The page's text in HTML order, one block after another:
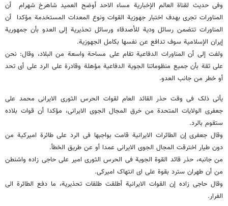
وفی حدیث لقناة العالم الإخباریة مساء الاحد أوضح العمید شاهرخ شهرام أن
المناورات تجری بهدف اختبار جهوزیة القوات ونوع المعدات المستخدمة مؤکدا أن
المناورات تتضمن رسائل ودیة للأصدقاء ورسائل تحذیریة إلی العدو بأن جمهوریة
إیران الإسلامیة سوف تدافع عن نفسها بکامل الجهوزیة.
ولفت إلی أن المناورات الدفاعیة تقام علی مساحة واسعة من البلاد، وقال: نحن
علی ثقة بأن جمیع منظوماتنا الجویة الدفاعیة مؤهلة وقادرة علی الرد علی أی تحد
أو خطر من جانب العدو.
یأتی ذلک فی وقت حذر القائد العام لقوات الحرس الثوری الایرانی محمد علی
جعفری الولایات المتحدة من خرق المجال الجوی الایرانی، مؤکدا أن قوات بلاده
ستقوم بالرد.
وقال جعفری إن الطائرات الایرانیة قامت بواجبها فی الرد على طائرة امیرکیة من
دون طیار اخترقت المجال الجوی الایرانی عمدا أو عن طریق الخطأ.
من جانبه، حذر قائد القوة الجویة فی الحرس الثوری امیر علی حاجی زاده واشنطن
من أن طهران سترد بقوة على ای انتهاک امیرکی.
وقال حاجی زاده إن القوات الایرانیة أطلقت طلقات تحذیریة، ما دفع الطائرة الى
الفرار.